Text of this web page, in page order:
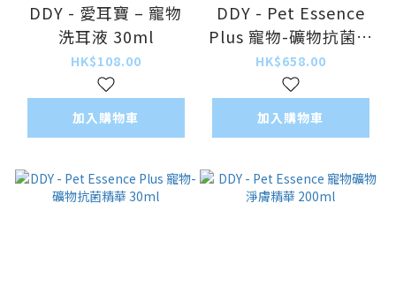
DDY - 愛耳寶 – 寵物
洗耳液 30ml
HK$108.00
加入購物車
DDY - Pet Essence
Plus 寵物-礦物抗菌精
華 200ml
HK$658.00
加入購物車